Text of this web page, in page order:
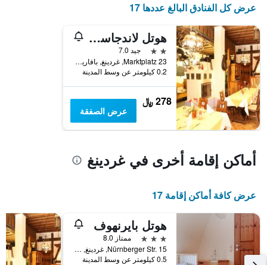
عرض كل الفنادق البالغ عددها 17
هوتل لاندجاستهوف سشوستر
2 نجمتين
جيد 7.0
Marktplatz 23, غردينغ, بافاريا, ألمانيا
0.2 كيلومتر عن وسط المدينة
278 ﷼
عرض الصفقة
أماكن إقامة أخرى في غردينغ
عرض كافة أماكن إقامة 17
هوتل بايرنهوف
3 نجوم
ممتاز 8.0
Nürnberger Str. 15, غردينغ, بافاريا, ألمانيا
0.5 كيلومتر عن وسط المدينة